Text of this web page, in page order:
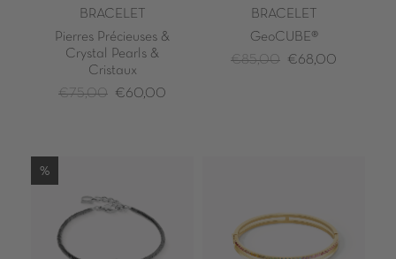
BRACELET
Pierres Précieuses &
Crystal Pearls &
Cristaux
€75,00
€60,00
BRACELET
GeoCUBE®
€85,00
€68,00
%